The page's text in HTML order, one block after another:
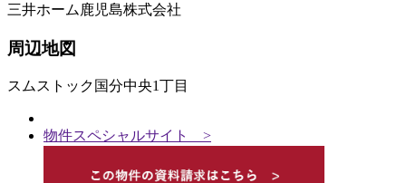
三井ホーム鹿児島株式会社
周辺地図
スムストック国分中央1丁目
物件スペシャルサイト >